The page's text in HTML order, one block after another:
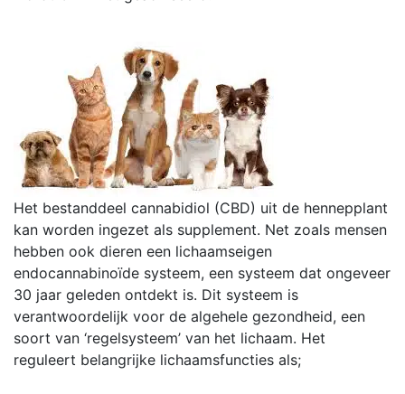
Het bestanddeel cannabidiol (CBD) uit de hennepplant
kan worden ingezet als supplement. Net zoals mensen
hebben ook dieren een lichaamseigen
endocannabinoïde systeem, een systeem dat ongeveer
30 jaar geleden ontdekt is. Dit systeem is
verantwoordelijk voor de algehele gezondheid, een
soort van ‘regelsysteem’ van het lichaam. Het
reguleert belangrijke lichaamsfuncties als;